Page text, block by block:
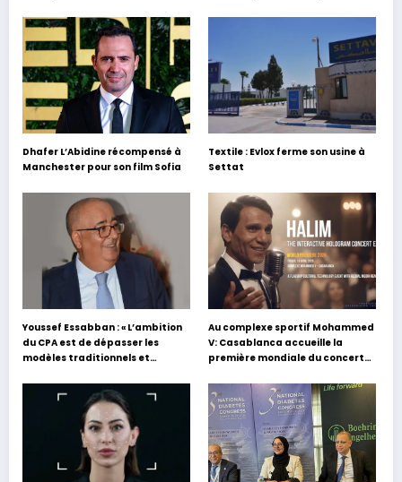
Dhafer L’Abidine récompensé à
Manchester pour son film Sofia
Textile : Evlox ferme son usine à
Settat
Youssef Essabban : « L’ambition
du CPA est de dépasser les
modèles traditionnels et
s’appuyant sur le partage des
expériences »
Au complexe sportif Mohammed
V: Casablanca accueille la
première mondiale du concert
Hafez